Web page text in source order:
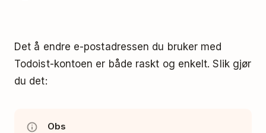
Det å endre e-postadressen du bruker med
Todoist-kontoen er både raskt og enkelt. Slik gjør
du det:
Obs